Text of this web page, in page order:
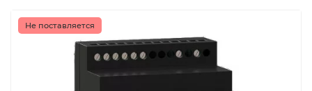
Не поставляется